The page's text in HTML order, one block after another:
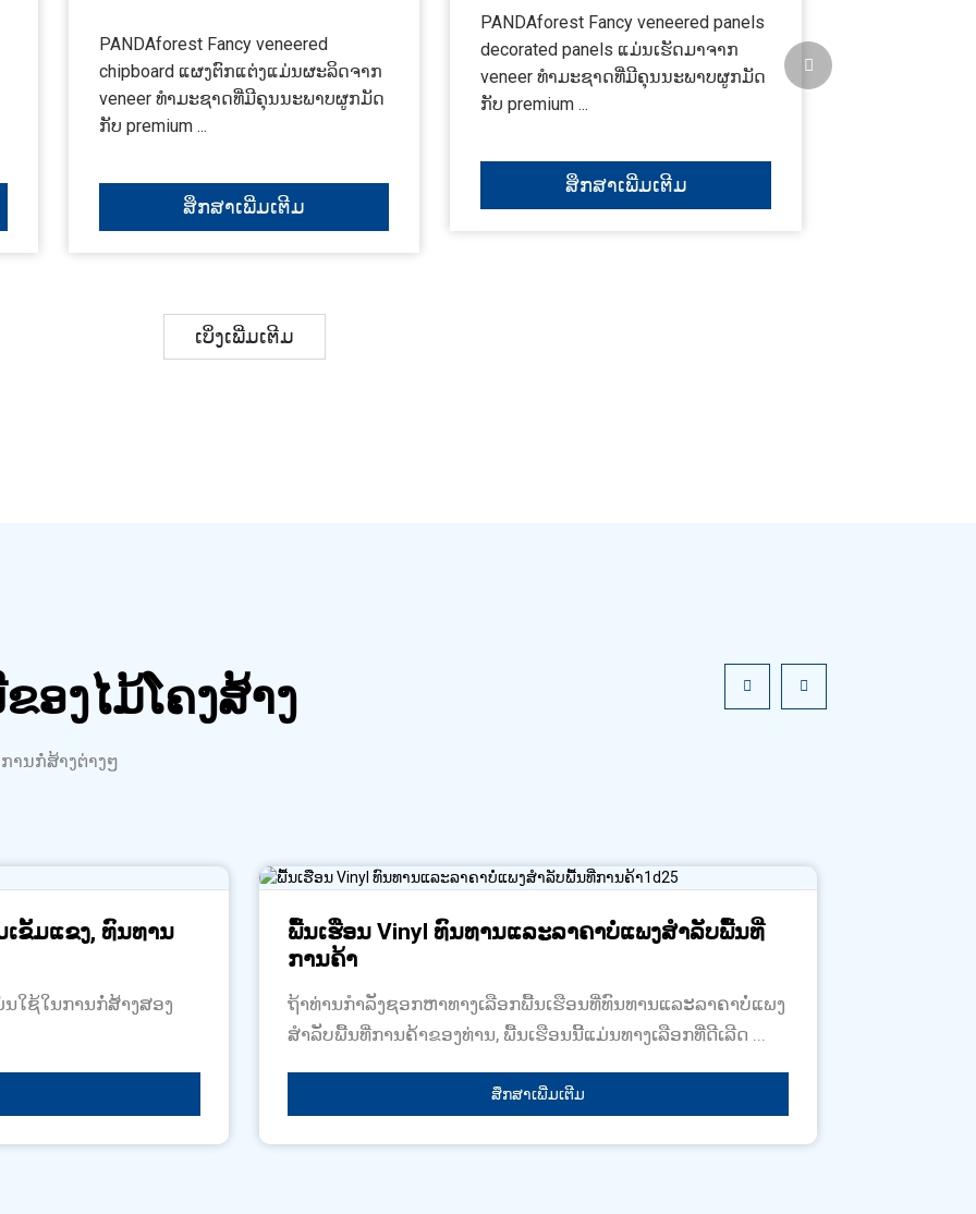
PANDAforest Fancy veneered
chipboard ແຜງຕົກແຕ່ງແມ່ນຜະລິດຈາກ
veneer ທໍາມະຊາດທີ່ມີຄຸນນະພາບຜູກມັດ
ກັບ premium ...
ສຶກສາເພີ່ມເຕີມ
PANDAforest Fancy veneered panels
decorated panels ແມ່ນເຮັດມາຈາກ
veneer ທໍາມະຊາດທີ່ມີຄຸນນະພາບຜູກມັດ
ກັບ premium ...
ສຶກສາເພີ່ມເຕີມ
ເບິ່ງເພີ່ມເຕີມ
ອງໄມ້ໂຄງສ້າງ
ານກໍ່ສ້າງຕ່າງໆ
ເຂັ້ມແຂງ, ທົນທານ
ນ​ໃຊ້​ໃນ​ການ​ກໍ່ສ້າງ​ສອງ​
ພື້ນເຮືອນ Vinyl ທົນທານແລະລາຄາບໍ່ແພງສໍາລັບພື້ນທີ່
ການຄ້າ
ຖ້າທ່ານກໍາລັງຊອກຫາທາງເລືອກພື້ນເຮືອນທີ່ທົນທານແລະລາຄາບໍ່ແພງ
ສໍາລັບພື້ນທີ່ການຄ້າຂອງທ່ານ, ພື້ນເຮືອນນີ້ແມ່ນທາງເລືອກທີ່ດີເລີດ ...
ສຶກສາເພີ່ມເຕີມ